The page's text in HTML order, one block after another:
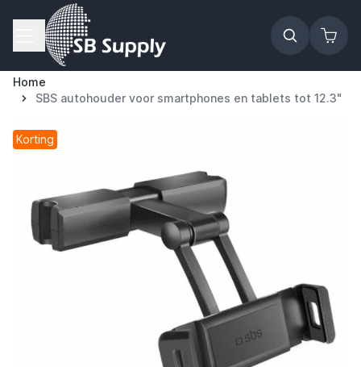
Ga naar de inhoud
Home
SBS autohouder voor smartphones en tablets tot 12.3"
Korting